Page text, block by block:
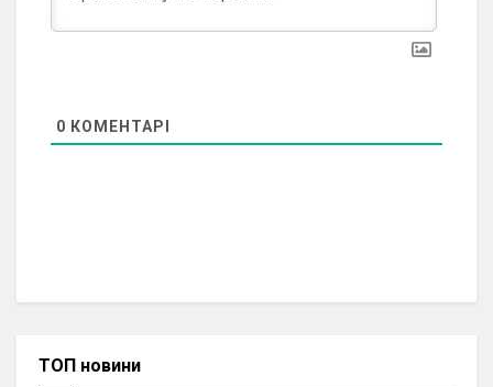
0 КОМЕНТАРІ
ТОП новини